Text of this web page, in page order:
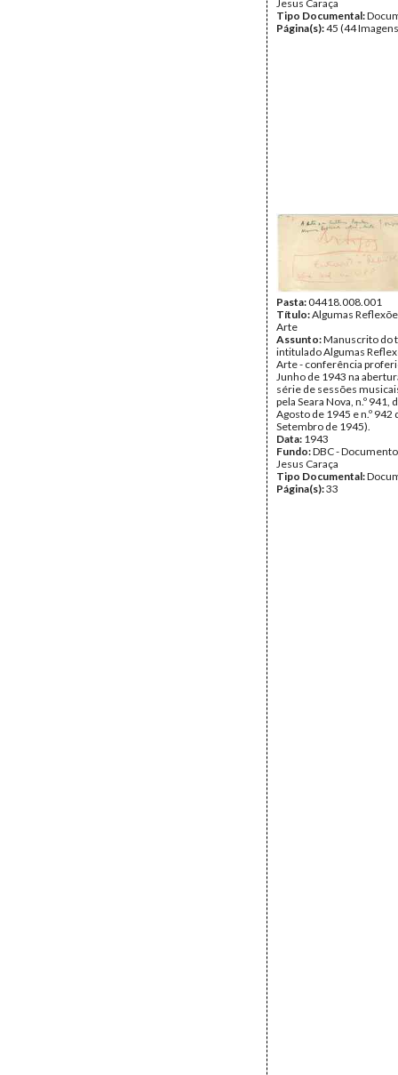
Jesus Caraça
Tipo Documental:
Página(s):45 (44
Pasta:04418.008.001
Título:Algumas
Arte
Assunto:Manuscrito do
intitulado Algumas
Arte - conferência
Junho de 1943 na
série de sessões
pela Seara Nova, n.º 941,
Agosto de 1945 e n.º 942
Setembro de 1945).
Data: 1943
Fundo:DBC -
Jesus Caraça
Tipo Documental:
Página(s):33